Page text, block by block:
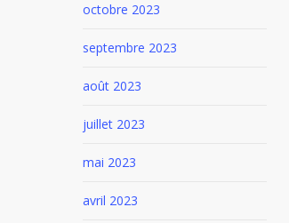
octobre 2023
septembre 2023
août 2023
juillet 2023
mai 2023
avril 2023